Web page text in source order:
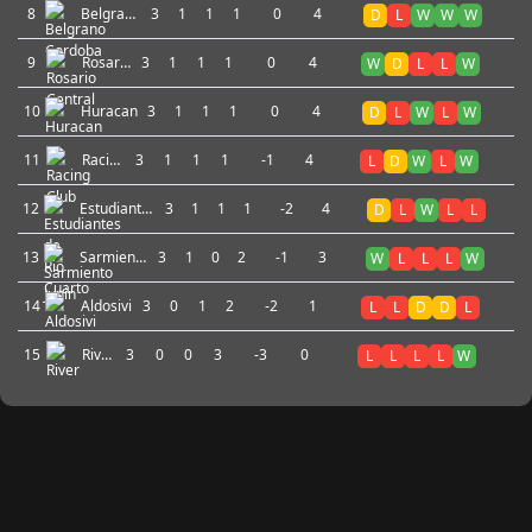
8
Belgrano
Cordoba
3 1 1 1 0 4 D L W W W
9
Rosario
Central
3 1 1 1 0 4 W D L L W
10 Huracan 3 1 1 1 0 4 D L W L W
11
Racing
Club
3 1 1 1 -1 4 L D W L W
12
Estudiantes
de Rio
Cuarto
3 1 1 1 -2 4 D L W L L
13
Sarmiento
Junin
3 1 0 2 -1 3 W L L L W
14 Aldosivi 3 0 1 2 -2 1 L L D D L
15
River
3 0 0 3 -3 0 L L L L W